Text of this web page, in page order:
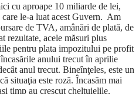
cu aproape 10 miliarde de lei,
le-a luat acest Guvern. Am
de TVA, amânări de plată, de
rezultate, acele măsuri plus
pentru plata impozitului pe profit
anului trecut în aprilie
anul trecut. Bineînţeles, este un
situaţia este roză. Încasăm mai
timp au crescut cheltuielile.